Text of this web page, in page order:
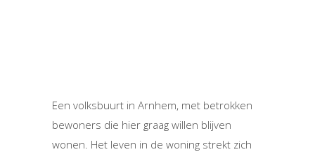
Een volksbuurt in Arnhem, met betrokken
bewoners die hier graag willen blijven
wonen. Het leven in de woning strekt zich